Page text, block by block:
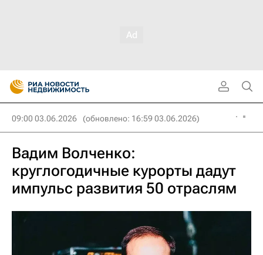
09:00 03.06.2026 (обновлено: 16:59 03.06.2026)
Вадим Волченко:
круглогодичные курорты дадут
импульс развития 50 отраслям